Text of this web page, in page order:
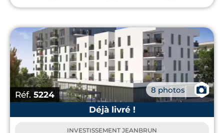
Réf. 5224 8 photos
📷
Déjà livré !
INVESTISSEMENT JEANBRUN